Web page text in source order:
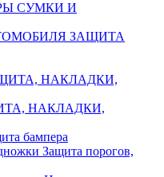
СУМКИ И
ЗАЩИТА
НАКЛАДКИ,
бампера
Защита порогов,